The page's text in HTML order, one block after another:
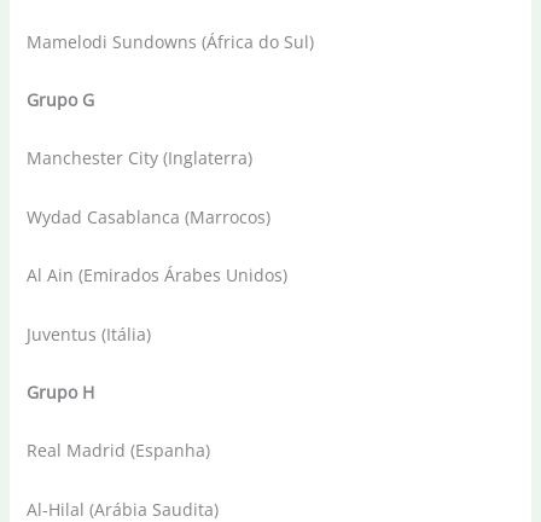
Mamelodi Sundowns (África do Sul)
Grupo G
Manchester City (Inglaterra)
Wydad Casablanca (Marrocos)
Al Ain (Emirados Árabes Unidos)
Juventus (Itália)
Grupo H
Real Madrid (Espanha)
Al-Hilal (Arábia Saudita)